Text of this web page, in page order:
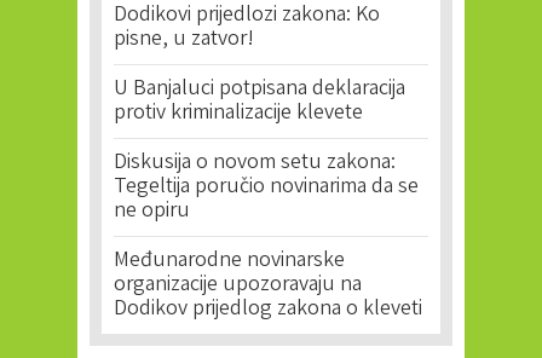
Dodikovi prijedlozi zakona: Ko
pisne, u zatvor!
U Banjaluci potpisana deklaracija
protiv kriminalizacije klevete
Diskusija o novom setu zakona:
Tegeltija poručio novinarima da se
ne opiru
Međunarodne novinarske
organizacije upozoravaju na
Dodikov prijedlog zakona o kleveti